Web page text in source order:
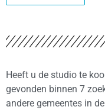
Heeft u de studio te
gevonden binnen 7
andere gemeentes in